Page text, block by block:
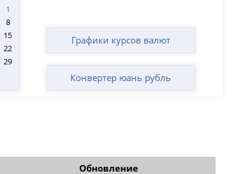
1
8
15
22
29
Графики курсов валют
Конвертер юань рубль
Обновление